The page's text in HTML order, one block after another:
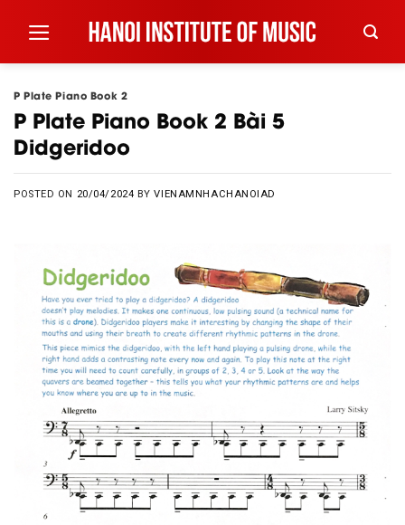
P Plate Piano Book 2
P Plate Piano Book 2 Bài 5
Didgeridoo
POSTED ON 20/04/2024 BYVIENAMNHACHANOIAD